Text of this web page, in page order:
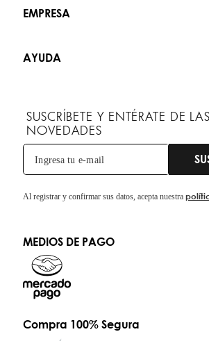
EMPRESA
AYUDA
SUSCRÍBETE Y ENTÉRATE DE
NOVEDADES
Al registrar y confirmar sus datos, acepta nuestra
MEDIOS DE PAGO
Compra 100% Segura